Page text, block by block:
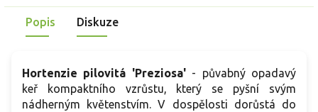
Popis Diskuze
Hortenzie pilovitá 'Preziosa'- půvabný opadavý
keř kompaktního vzrůstu, který se pyšní svým
nádherným květenstvím. V dospělosti dorůstá do